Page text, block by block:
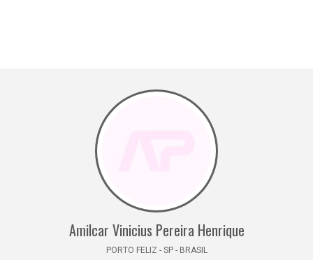
Amilcar Vinicius Pereira Henrique
PORTO FELIZ - SP - BRASIL